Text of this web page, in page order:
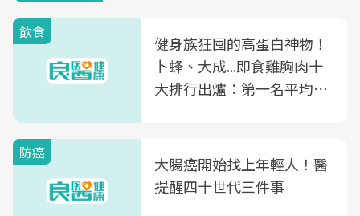
飲食
健身族狂囤的高蛋白神物！
卜蜂、大成...即食雞胸肉十
大排行出爐：第一名平均一
防癌
大腸癌開始找上年輕人！醫
提醒四十世代三件事